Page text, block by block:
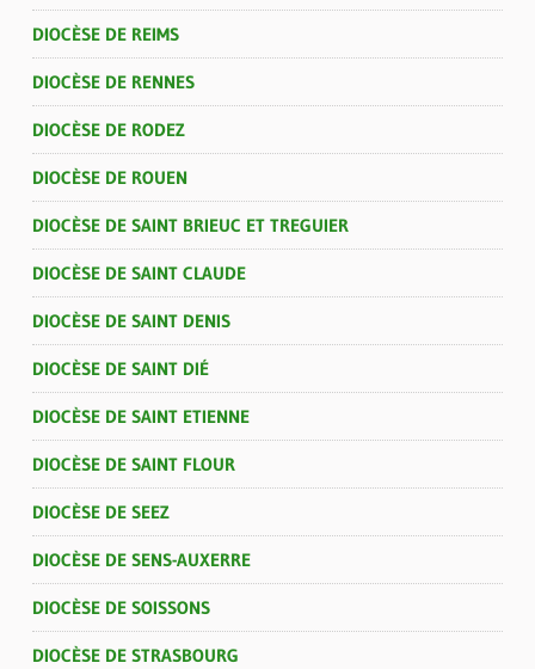
DIOCÈSE DE REIMS
DIOCÈSE DE RENNES
DIOCÈSE DE RODEZ
DIOCÈSE DE ROUEN
DIOCÈSE DE SAINT BRIEUC ET TREGUIER
DIOCÈSE DE SAINT CLAUDE
DIOCÈSE DE SAINT DENIS
DIOCÈSE DE SAINT DIÉ
DIOCÈSE DE SAINT ETIENNE
DIOCÈSE DE SAINT FLOUR
DIOCÈSE DE SEEZ
DIOCÈSE DE SENS-AUXERRE
DIOCÈSE DE SOISSONS
DIOCÈSE DE STRASBOURG